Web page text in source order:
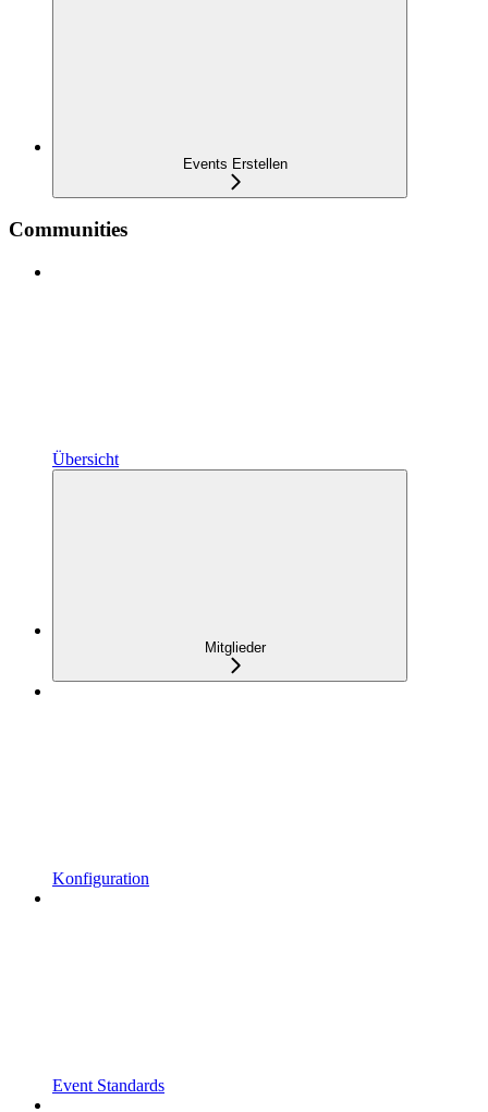
Events Erstellen
Communities
Übersicht
Mitglieder
Konfiguration
Event Standards